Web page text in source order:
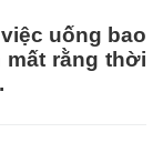
uống bao
mất rằng thời